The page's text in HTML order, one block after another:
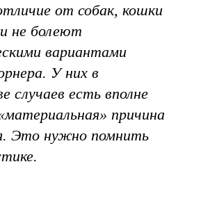
от собак, кошки
не болеют
вариантами
У них в
случаев есть вполне
причина
Это нужно помнить